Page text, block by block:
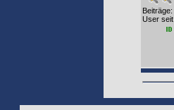
Beiträge:
User seit